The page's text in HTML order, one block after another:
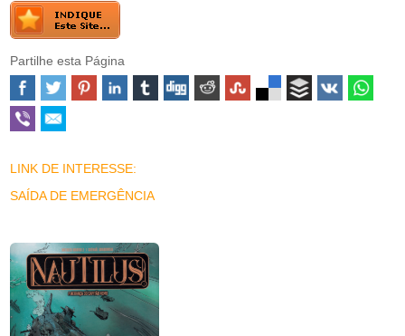
Partilhe esta Página
LINK DE INTERESSE:
SAÍDA DE EMERGÊNCIA